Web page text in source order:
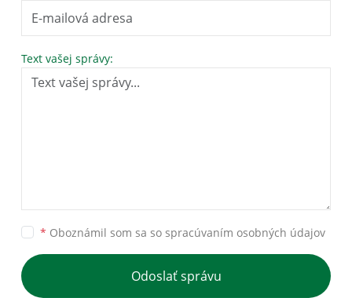
Text vašej správy:
* Oboznámil som sa so spracúvaním osobných údajov
Odoslať správu